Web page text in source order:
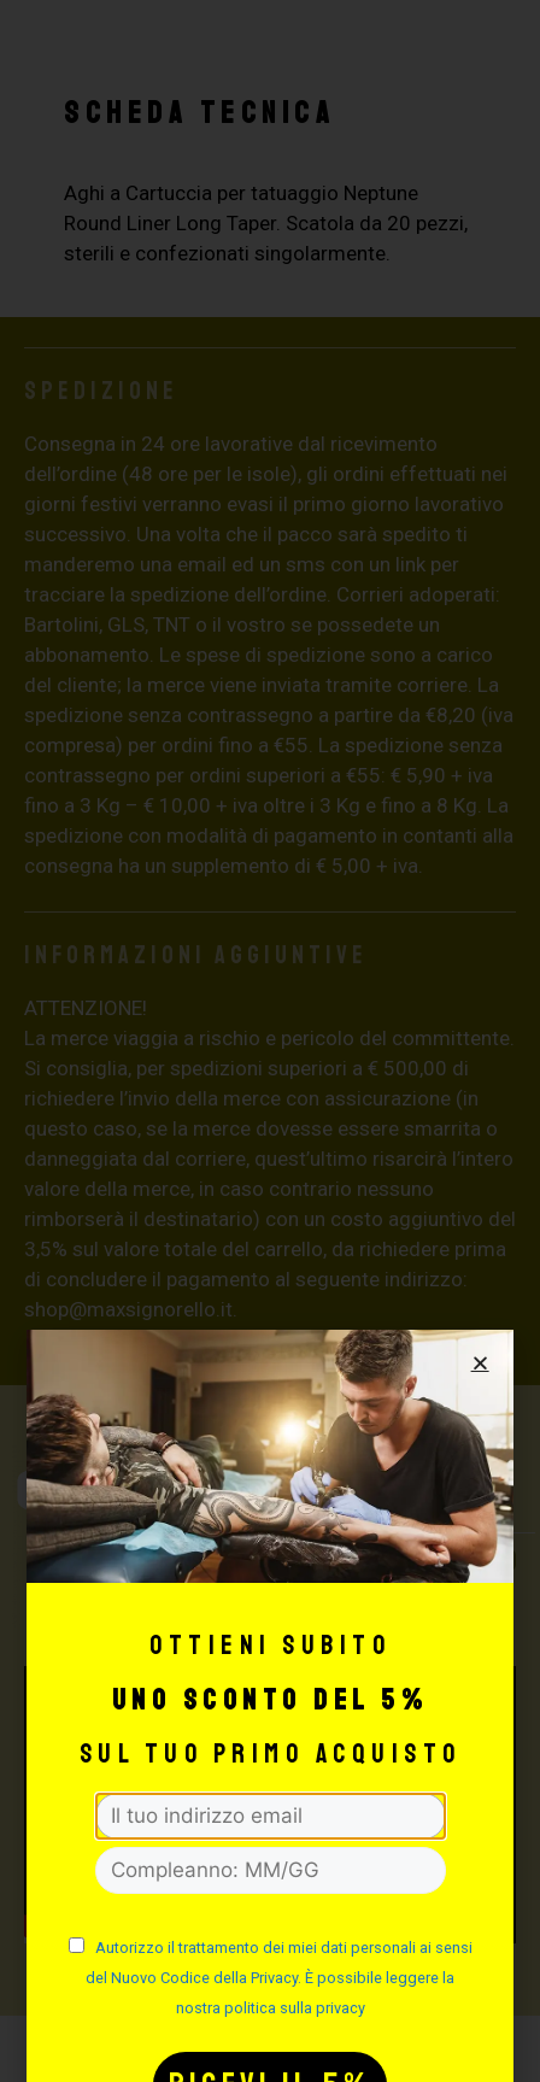
SCHEDA TECNICA
Aghi a Cartuccia per tatuaggio Neptune
Round Liner Long Taper. Scatola da 20 pezzi,
sterili e confezionati singolarmente.
Spedizione
Consegna in 24 ore lavorative dal ricevimento
dell’ordine (48 ore per le isole), gli ordini effettuati nei
giorni festivi verranno evasi il primo giorno lavorativo
successivo. Una volta che il pacco sarà spedito ti
manderemo una email ed un sms con un link per
tracciare la spedizione dell’ordine. Corrieri adoperati:
Bartolini, GLS, TNT o il vostro se possedete un
abbonamento. Le spese di spedizione sono a carico
del cliente; la merce viene inviata tramite corriere. La
spedizione senza contrassegno a partire da €8,20 (iva
compresa) per ordini fino a €55. La spedizione senza
contrassegno per ordini superiori a €55: € 5,90 + iva
fino a 3 Kg – € 10,00 + iva oltre i 3 Kg e fino a 8 Kg. La
spedizione con modalità di pagamento in contanti alla
consegna ha un supplemento di € 5,00 + iva.
Informazioni aggiuntive
ATTENZIONE!
La merce viaggia a rischio e pericolo del committente.
Si consiglia, per spedizioni superiori a € 500,00 di
richiedere l’invio della merce con assicurazione (in
questo caso, se la merce dovesse essere smarrita o
danneggiata dal corriere, quest’ultimo risarcirà l’intero
valore della merce, in caso contrario nessuno
rimborserà il destinatario) con un costo aggiuntivo del
3,5% sul valore totale del carrello, da richiedere prima
di concludere il pagamento al seguente indirizzo:
shop@maxsignorello.it
Max Signorello
Tattoo Supply
TUTTO PER IL TUO
TATTOO STUDIO
Ottieni subito
uno sconto del 5%
sul tuo primo acquisto
Autorizzo il trattamento dei miei dati personali ai sensi
del Nuovo Codice della Privacy. È possibile leggere la
nostra politica sulla privacy